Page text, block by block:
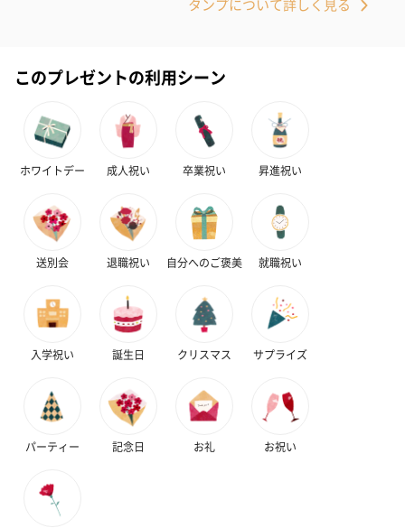
フラワーテディベア
（2,390円）
テディベア（バニラ）
（1,760円）
紅茶・コーヒー・スイーツ
への＋αにおすすめです。
アールグレイ（HAPPY
BIRTHDAY TO YOU）
（660円）
タンプについて詳しく見る
このプレゼントの利用シーン
ホワイトデー 成人祝い 卒業祝い 昇進祝い
送別会 退職祝い 自分へのご褒美 就職祝い
入学祝い 誕生日 クリスマス サプライズ
パーティー 記念日 お礼 お祝い